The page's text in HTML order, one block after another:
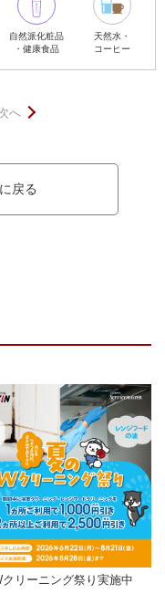
自然派化粧品
・健康食品
天然水・
コーヒー
へ
戻る
クリーニング祭り実施中